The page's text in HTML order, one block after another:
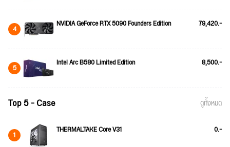
4 NVIDIA GeForce RTX 5090 Founders Edition 79,420.-
5 Intel Arc B580 Limited Edition 8,500.-
Top 5 - Case ดูทั้งหมด
1 THERMALTAKE Core V31 0.-